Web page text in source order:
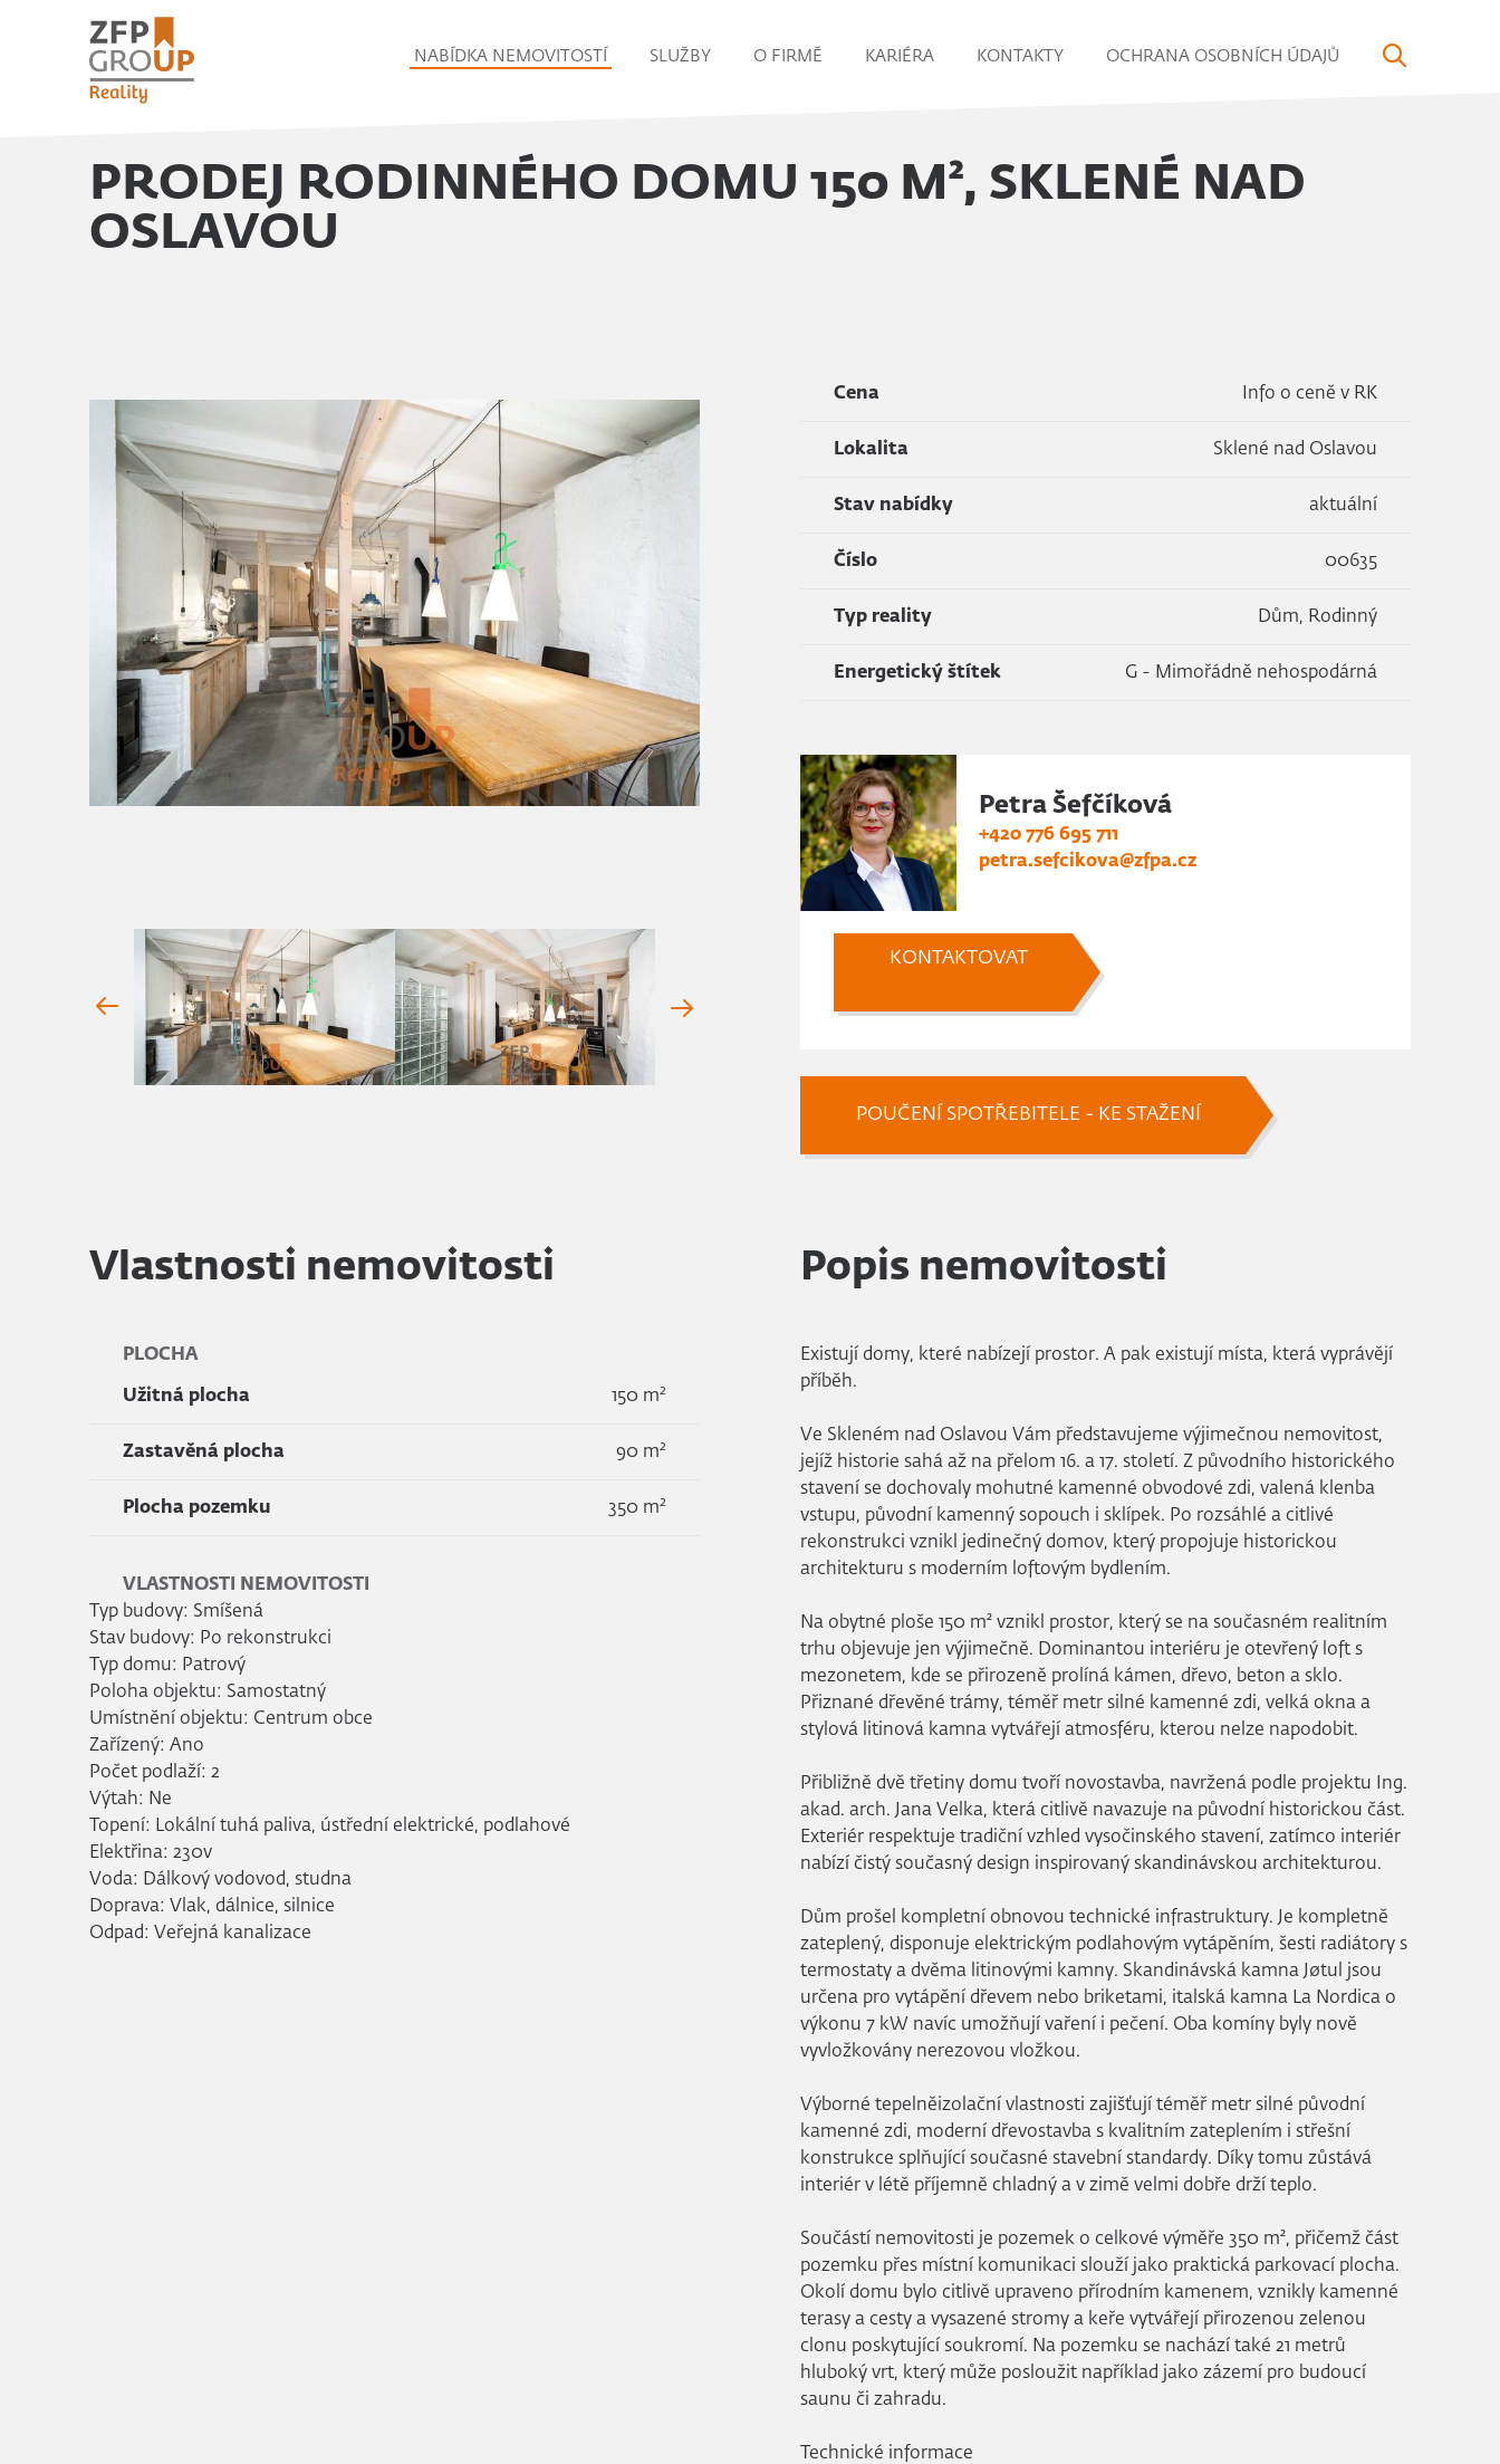
NABÍDKA NEMOVITOSTÍ SLUŽBY O FIRMĚ KARIÉRA KONTAKTY OCHRANA OSOBNÍCH ÚDAJŮ
PRODEJ RODINNÉHO DOMU 150 M², SKLENÉ NAD
OSLAVOU
Cena Info o ceně v RK
Lokalita Sklené nad Oslavou
Stav nabídky aktuální
Číslo 00635
Typ reality Dům, Rodinný
Energetický štítek G - Mimořádně nehospodárná
Petra Šefčíková
+420 776 695 711
petra.sefcikova@zfpa.cz
KONTAKTOVAT
POUČENÍ SPOTŘEBITELE - KE STAŽENÍ
Vlastnosti nemovitosti
PLOCHA
Užitná plocha 150 m2
Zastavěná plocha 90 m2
Plocha pozemku 350 m2
VLASTNOSTI NEMOVITOSTI
Typ budovy: Smíšená
Stav budovy: Po rekonstrukci
Typ domu: Patrový
Poloha objektu: Samostatný
Umístnění objektu: Centrum obce
Zařízený: Ano
Počet podlaží: 2
Výtah: Ne
Topení: Lokální tuhá paliva, ústřední elektrické, podlahové
Elektřina: 230v
Voda: Dálkový vodovod, studna
Doprava: Vlak, dálnice, silnice
Odpad: Veřejná kanalizace
Popis nemovitosti
Existují domy, které nabízejí prostor. A pak existují místa, která vyprávějí
příběh.
Ve Skleném nad Oslavou Vám představujeme výjimečnou nemovitost,
jejíž historie sahá až na přelom 16. a 17. století. Z původního historického
stavení se dochovaly mohutné kamenné obvodové zdi, valená klenba
vstupu, původní kamenný sopouch i sklípek. Po rozsáhlé a citlivé
rekonstrukci vznikl jedinečný domov, který propojuje historickou
architekturu s moderním loftovým bydlením.
Na obytné ploše 150 m² vznikl prostor, který se na současném realitním
trhu objevuje jen výjimečně. Dominantou interiéru je otevřený loft s
mezonetem, kde se přirozeně prolíná kámen, dřevo, beton a sklo.
Přiznané dřevěné trámy, téměř metr silné kamenné zdi, velká okna a
stylová litinová kamna vytvářejí atmosféru, kterou nelze napodobit.
Přibližně dvě třetiny domu tvoří novostavba, navržená podle projektu Ing.
akad. arch. Jana Velka, která citlivě navazuje na původní historickou část.
Exteriér respektuje tradiční vzhled vysočinského stavení, zatímco interiér
nabízí čistý současný design inspirovaný skandinávskou architekturou.
Dům prošel kompletní obnovou technické infrastruktury. Je kompletně
zateplený, disponuje elektrickým podlahovým vytápěním, šesti radiátory s
termostaty a dvěma litinovými kamny. Skandinávská kamna Jøtul jsou
určena pro vytápění dřevem nebo briketami, italská kamna La Nordica o
výkonu 7 kW navíc umožňují vaření i pečení. Oba komíny byly nově
vyvložkovány nerezovou vložkou.
Výborné tepelněizolační vlastnosti zajišťují téměř metr silné původní
kamenné zdi, moderní dřevostavba s kvalitním zateplením i střešní
konstrukce splňující současné stavební standardy. Díky tomu zůstává
interiér v létě příjemně chladný a v zimě velmi dobře drží teplo.
Součástí nemovitosti je pozemek o celkové výměře 350 m², přičemž část
pozemku přes místní komunikaci slouží jako praktická parkovací plocha.
Okolí domu bylo citlivě upraveno přírodním kamenem, vznikly kamenné
terasy a cesty a vysazené stromy a keře vytvářejí přirozenou zelenou
clonu poskytující soukromí. Na pozemku se nachází také 21 metrů
hluboký vrt, který může posloužit například jako zázemí pro budoucí
saunu či zahradu.
Technické informace